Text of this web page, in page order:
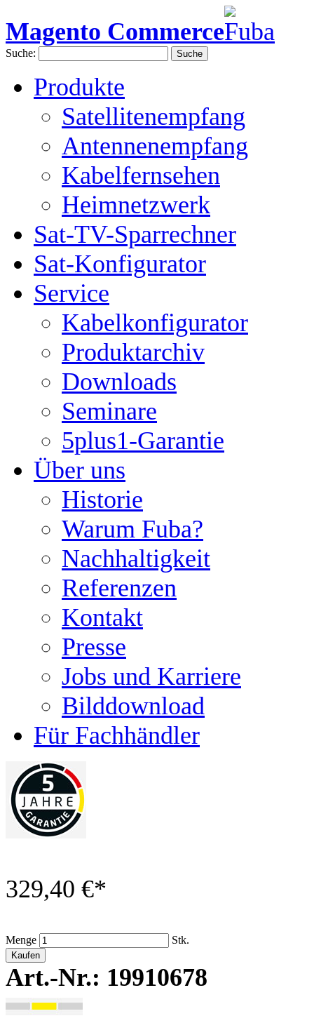
Magento Commerce
Suche: Suche
Produkte
Satellitenempfang
Antennenempfang
Kabelfernsehen
Heimnetzwerk
Sat-TV-Sparrechner
Sat-Konfigurator
Service
Kabelkonfigurator
Produktarchiv
Downloads
Seminare
5plus1-Garantie
Über uns
Historie
Warum Fuba?
Nachhaltigkeit
Referenzen
Kontakt
Presse
Jobs und Karriere
Bilddownload
Für Fachhändler
329,40 €*
Menge Stk.
Kaufen
Art.-Nr.: 19910678